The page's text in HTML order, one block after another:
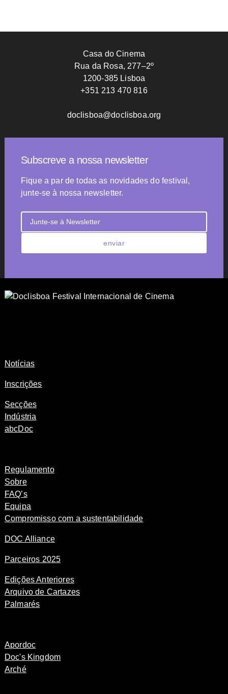
Casa do Cinema
Rua da Rosa, 277–2º
1200-385 Lisboa
+351 213 470 816
doclisboa@doclisboa.org
Subscreve a nossa newsletter
Fique a par de todas as novidades do festival,
junte-se à nossa newsletter.
enviar
Notícias
Inscrições
Secções
Indústria
abcDoc
Regulamento
Sobre
FAQ’s
Equipa
Compromisso com a sustentabilidade
DOC Alliance
Parceiros 2025
Edições Anteriores
Arquivo de Cartazes
Palmarés
Apordoc
Doc's Kingdom
Arché